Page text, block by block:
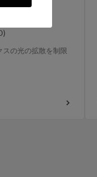
)
の光の拡散を制限